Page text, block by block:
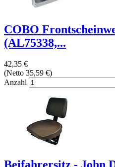
COBO
(AL75338,...
42,35 €
(Netto 35,59 €)
Anzahl